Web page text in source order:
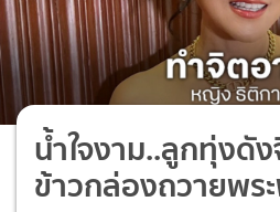
น้ำใจงาม..ลูกทุ่งดั
ข้าวกล่องถวายพร